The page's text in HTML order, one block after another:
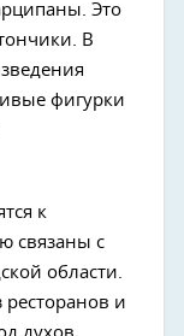
Это
В
фигурки
к
связаны с
области.
и